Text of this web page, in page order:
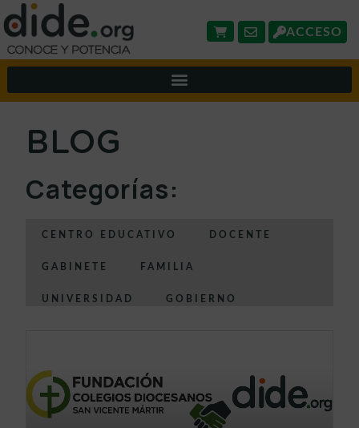
ACCESO
BLOG
Categorías:
CENTRO EDUCATIVO DOCENTE
GABINETE FAMILIA
UNIVERSIDAD GOBIERNO